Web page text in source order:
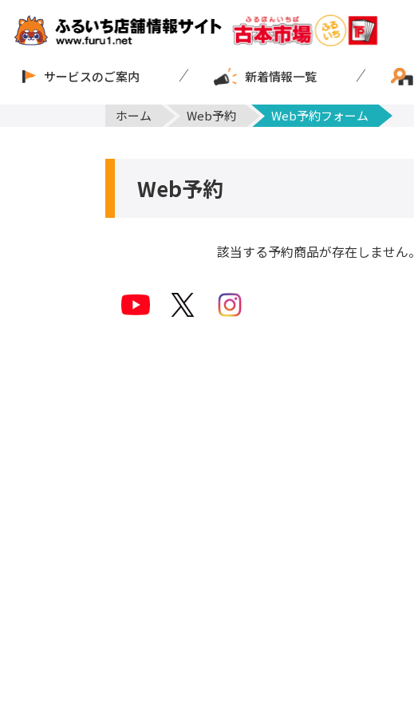
サービスのご案内 新着情報一覧
ホーム Web予約 Web予約フォーム
Web予約
該当する予約商品が存在しません。